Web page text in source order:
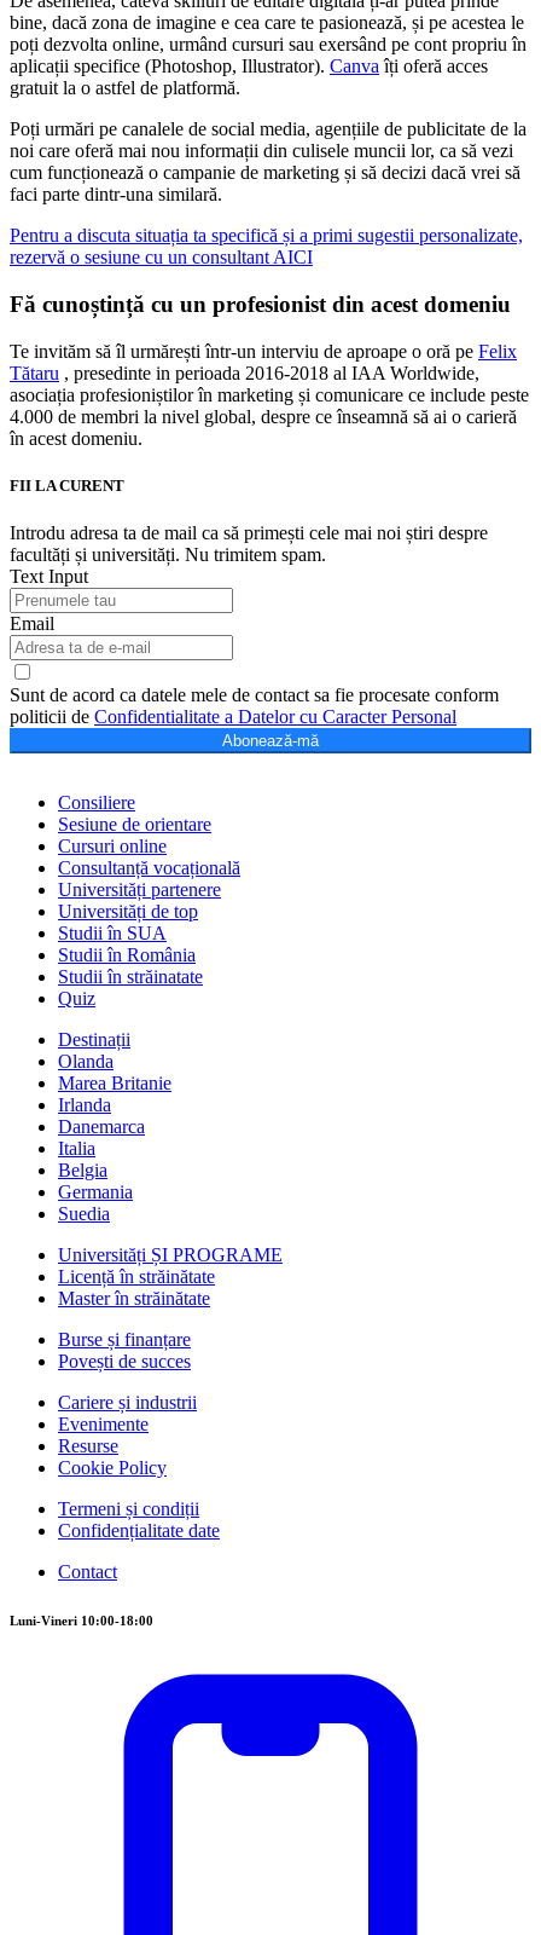
bine, dacă zona de imagine e cea care te pasionează, și pe acestea le
poți dezvolta online, urmând cursuri sau exersând pe cont propriu în
aplicații specifice (Photoshop, Illustrator). Canva îți oferă acces
gratuit la o astfel de platformă.
Poți urmări pe canalele de social media, agențiile de publicitate de la
noi care oferă mai nou informații din culisele muncii lor, ca să vezi
cum funcționează o campanie de marketing și să decizi dacă vrei să
faci parte dintr-una similară.
Pentru a discuta situația ta specifică și a primi sugestii personalizate,
rezervă o sesiune cu un consultant AICI
Fă cunoștință cu un profesionist din acest domeniu
Te invităm să îl urmărești într-un interviu de aproape o oră pe Felix
Tătaru , presedinte in perioada 2016-2018 al IAA Worldwide,
asociația profesioniștilor în marketing și comunicare ce include peste
4.000 de membri la nivel global, despre ce înseamnă să ai o carieră
în acest domeniu.
FII LA CURENT
Introdu adresa ta de mail ca să primești cele mai noi știri despre
facultăți și universități. Nu trimitem spam.
Text Input
Email
Sunt de acord ca datele mele de contact sa fie procesate conform
politicii de Confidentialitate a Datelor cu Caracter Personal
Abonează-mă
Consiliere
Sesiune de orientare
Cursuri online
Consultanță vocațională
Universități partenere
Universități de top
Studii în SUA
Studii în România
Studii în străinatate
Quiz
Destinații
Olanda
Marea Britanie
Irlanda
Danemarca
Italia
Belgia
Germania
Suedia
Universități ȘI PROGRAME
Licență în străinătate
Master în străinătate
Burse și finanțare
Povești de succes
Cariere și industrii
Evenimente
Resurse
Cookie Policy
Termeni și condiții
Confidențialitate date
Contact
Luni-Vineri 10:00-18:00